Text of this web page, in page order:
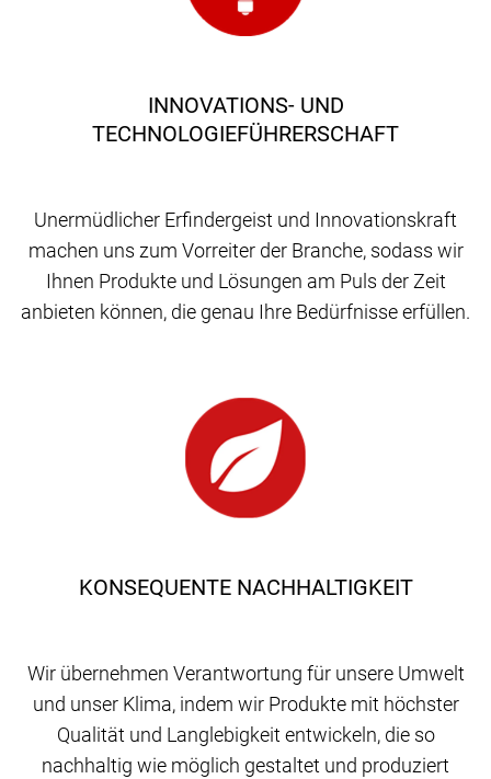
KONSEQUENTE NACHHALTIGKEIT
Wir übernehmen Verantwortung für unsere Umwelt
und unser Klima, indem wir Produkte mit höchster
Qualität und Langlebigkeit entwickeln, die so
nachhaltig wie möglich gestaltet und produziert
INNOVATIONS- UND
TECHNOLOGIEFÜHRERSCHAFT
Unermüdlicher Erfindergeist und Innovationskraft
machen uns zum Vorreiter der Branche, sodass wir
Ihnen Produkte und Lösungen am Puls der Zeit
anbieten können, die genau Ihre Bedürfnisse erfüllen.